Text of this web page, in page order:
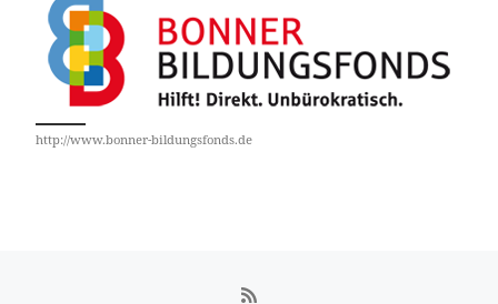
http://www.bonner-bildungsfonds.de